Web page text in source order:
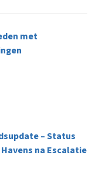
met
– Status
na Escalatie